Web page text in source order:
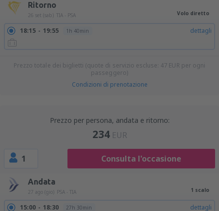
Ritorno
26 set (sab) TIA - PSA Volo diretto
18:15 19:55 1h 40min dettagli
Prezzo totale dei biglietti (quote di servizio escluse: 47 EUR per ogni
passeggero)
Condizioni di prenotazione
Prezzo per persona, andata e ritorno:
234 EUR
1 Consulta l'occasione
Andata
27 ago (gio) PSA - TIA 1 scalo
15:00 18:30 27h 30min dettagli